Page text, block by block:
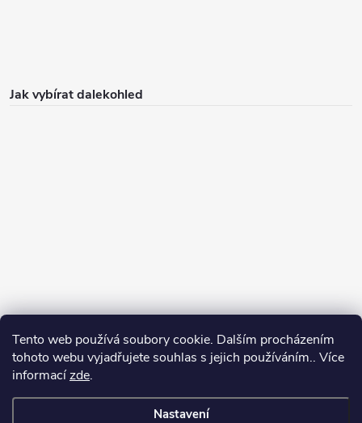
Tento web používá soubory cookie. Dalším procházením
tohoto webu vyjadřujete souhlas s jejich používáním.. Více
informacízde.
Nastavení
Jak vybírat dalekohled
Jak vybírat puškohled